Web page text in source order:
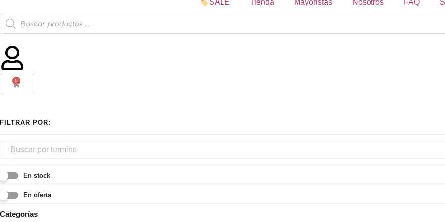
SALE Tienda Mayoristas Nosotros FAQ
0
En stock
En oferta
Categorías